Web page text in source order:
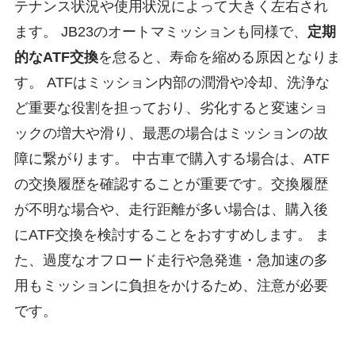
テナンス状況や使用状況によって大きく左右され
ます。 JB23のオートマミッションも同様で、 定期
的なATF交換を怠ると、寿命を縮める原因となりま
す。 ATFはミッション内部の潤滑や冷却、洗浄な
ど重要な役割を担っており、劣化すると変速ショ
ックの増大や滑り、最悪の場合はミッションの故
障に繋がります。 中古車で購入する場合は、ATF
の交換履歴を確認することが重要です。交換履歴
が不明な場合や、走行距離が多い場合は、購入後
にATF交換を検討することをおすすめします。 ま
た、過度なオフロード走行や急発進・急加速の多
用もミッションに負担をかけるため、注意が必要
です。